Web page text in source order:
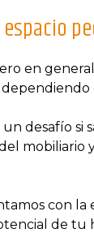
en
desafío si
con la
de